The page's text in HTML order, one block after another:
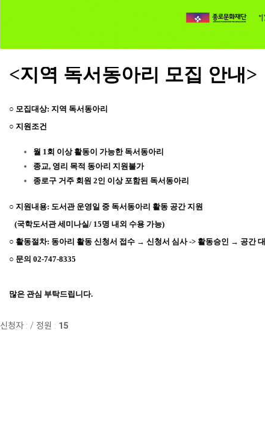
<지역 독서동아리 모집 안내>
○ 모집대상: 지역 독서동아리
○ 지원조건
월 1회 이상 활동이 가능한 독서동아리
종교, 영리 목적 동아리 지원불가
종로구 거주 회원 2인 이상 포함된 독서동아리
○ 지원내용: 도서관 운영일 중 독서동아리 활동 공간 지원
(국학도서관 세미나실/ 15명 내외 수용 가능)
○ 활동절차: 동아리 활동 신청서 접수 → 신청서 심사 -> 활동승인 → 공간
○ 문의 02-747-8335
많은 관심 부탁드립니다.
신청자 : / 정원 : 15